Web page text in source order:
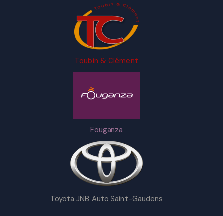
Toubin & Clément
Fouganza
Toyota JNB Auto Saint-Gaudens